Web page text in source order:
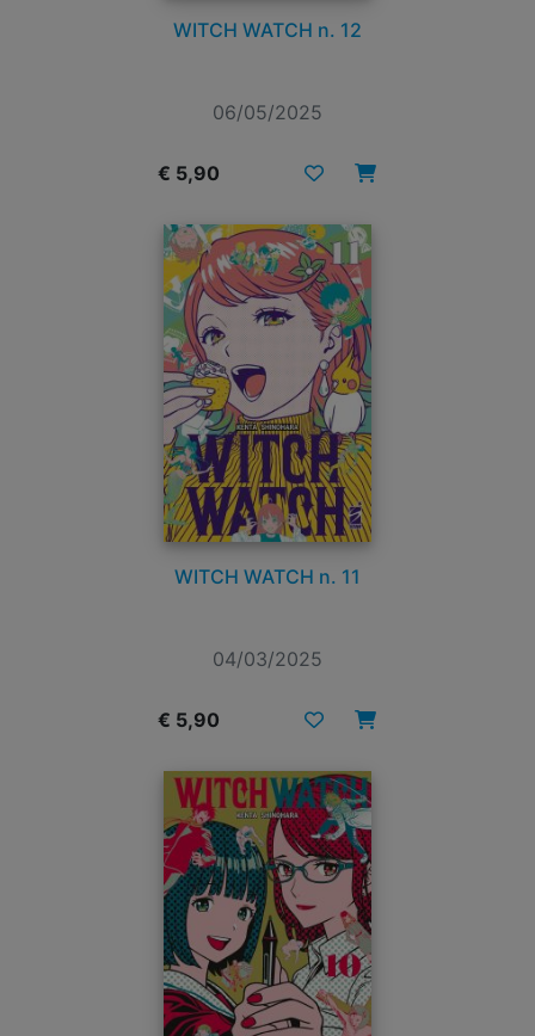
WITCH WATCH n. 12
06/05/2025
€ 5,90
WITCH WATCH n. 11
04/03/2025
€ 5,90